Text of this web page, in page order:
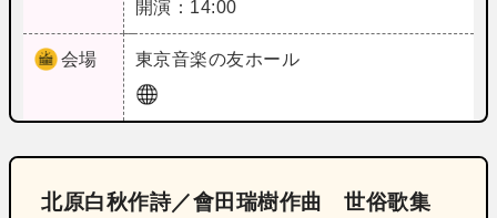
開演：14:00
会場 東京音楽の友ホール
北原白秋作詩／會田瑞樹作曲 世俗歌集